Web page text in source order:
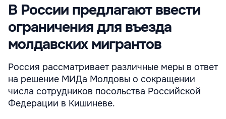
В России предлагают ввести
ограничения для въезда
молдавских мигрантов
Россия рассматривает различные меры в ответ
на решение МИДа Молдовы о сокращении
числа сотрудников посольства Российской
Федерации в Кишиневе.